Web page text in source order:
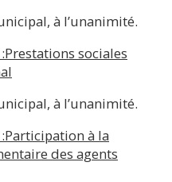
à l’unanimité.
Prestations sociales
à l’unanimité.
Participation à la
des agents